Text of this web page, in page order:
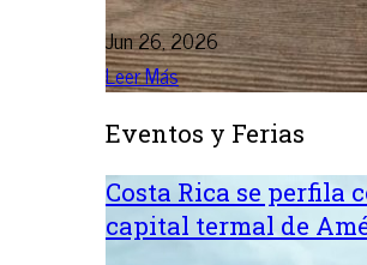
Jun 26, 2026
Leer Más
Eventos y Ferias
Costa Rica se perfila
capital termal de